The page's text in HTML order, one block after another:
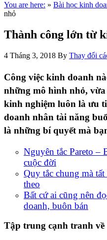
You are here: » Bài học kinh
nhỏ
Thành công lớn từ
4 Tháng 3, 2018 By Thay đổi
Công việc kinh doanh
những mô hình nhỏ,
kinh nghiệm luôn là ưu
doanh nhân tài năng
là những bí quyết mà
Nguyên tắc Pareto –
cuộc đời
Quy tắc chung mà
theo
Bất cứ ai cũng nên
doanh, buôn bán
Tập trung cạnh tranh về